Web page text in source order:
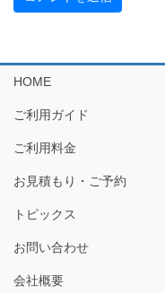
HOME
ご利用ガイド
ご利用料金
お見積もり・ご予約
トピックス
お問い合わせ
会社概要